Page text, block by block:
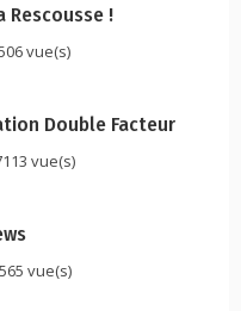
Rescousse !
vue(s)
Double Facteur
vue(s)
vue(s)